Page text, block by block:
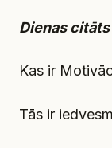
Dienas
Kas ir
Tās ir